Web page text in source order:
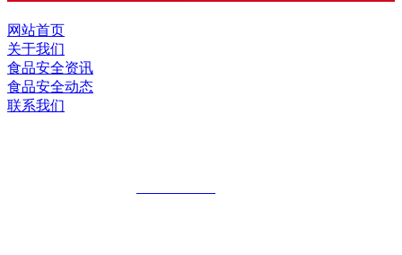
网站首页
关于我们
食品安全资讯
食品安全动态
联系我们